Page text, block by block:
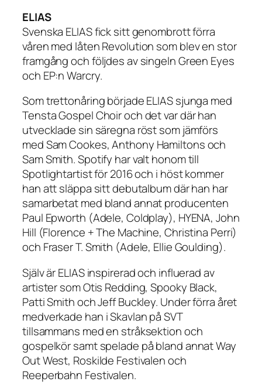
ELIAS
Svenska ELIAS fick sitt genombrott förra
våren med låten Revolution som blev en stor
framgång och följdes av singeln Green Eyes
och EP:n Warcry.
Som trettonåring började ELIAS sjunga med
Tensta Gospel Choir och det var där han
utvecklade sin säregna röst som jämförs
med Sam Cookes, Anthony Hamiltons och
Sam Smith. Spotify har valt honom till
Spotlightartist för 2016 och i höst kommer
han att släppa sitt debutalbum där han har
samarbetat med bland annat producenten
Paul Epworth (Adele, Coldplay), HYENA, John
Hill (Florence + The Machine, Christina Perri)
och Fraser T. Smith (Adele, Ellie Goulding).
Själv är ELIAS inspirerad och influerad av
artister som Otis Redding, Spooky Black,
Patti Smith och Jeff Buckley. Under förra året
medverkade han i Skavlan på SVT
tillsammans med en stråksektion och
gospelkör samt spelade på bland annat Way
Out West, Roskilde Festivalen och
Reeperbahn Festivalen.